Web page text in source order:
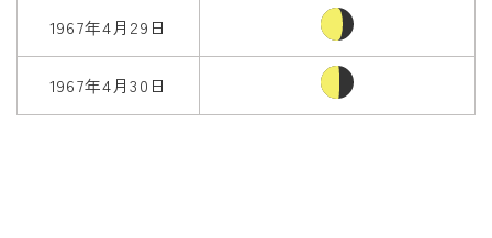
1967年4月29日
1967年4月30日